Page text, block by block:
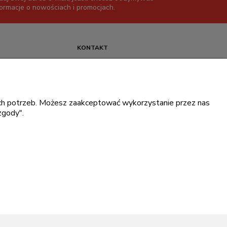
o nowościach i promocjach.
KONTAKT
potrzeb. Możesz zaakceptować wykorzystanie przez nas